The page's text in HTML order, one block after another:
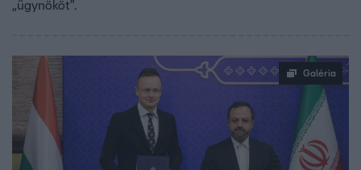
„ügynököt”.
Galéria